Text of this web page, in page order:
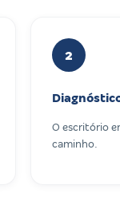
2
O escritório
caminho.